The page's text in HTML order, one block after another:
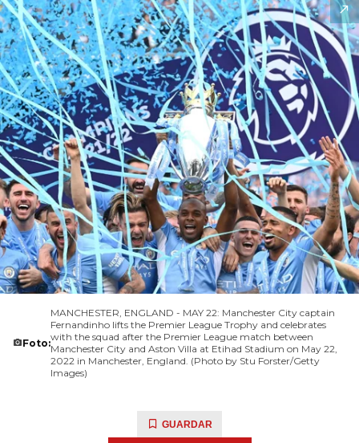
Foto:
MANCHESTER, ENGLAND - MAY 22: Manchester City captain
Fernandinho lifts the Premier League Trophy and celebrates
with the squad after the Premier League match between
Manchester City and Aston Villa at Etihad Stadium on May 22,
2022 in Manchester, England. (Photo by Stu Forster/Getty
Images)
GUARDAR